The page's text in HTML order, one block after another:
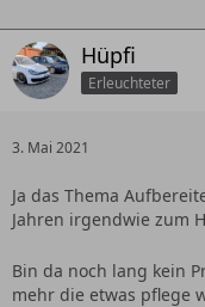
Hüpfi
Erleuchteter
3. Mai 2021
Ja das Thema
Jahren irgendwie zum
Bin da noch lang kein
mehr die etwas pflege